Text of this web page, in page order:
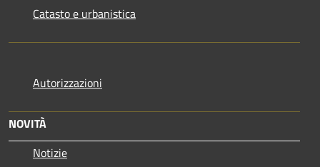
Catasto e urbanistica
Autorizzazioni
NOVITÀ
Notizie